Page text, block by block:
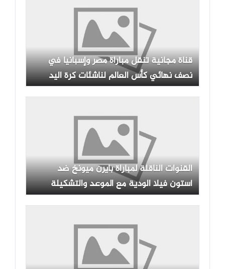
قناة مجانية تنقل مباراة مصر وإسبانيا في
نصف نهائي كأس العالم لناشئات كرة اليد
القنوات الناقلة لمباراة بايرن ميونخ ضد
أستون فيلا الودية مع الموعد والتشكيلة